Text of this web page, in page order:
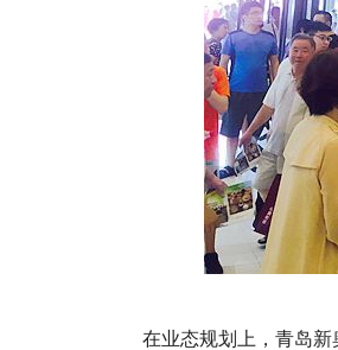
在业态规划上， 青岛新